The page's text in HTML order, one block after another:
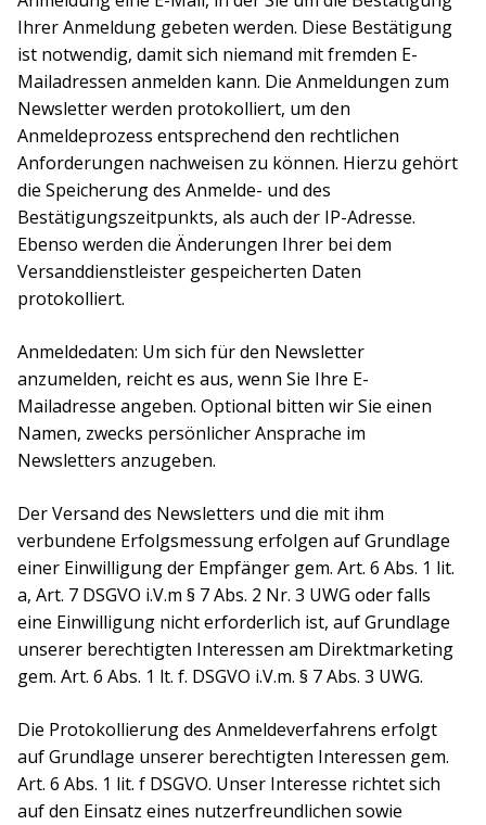
Ihrer Anmeldung gebeten werden. Diese Bestätigung
ist notwendig, damit sich niemand mit fremden E-
Mailadressen anmelden kann. Die Anmeldungen zum
Newsletter werden protokolliert, um den
Anmeldeprozess entsprechend den rechtlichen
Anforderungen nachweisen zu können. Hierzu gehört
die Speicherung des Anmelde- und des
Bestätigungszeitpunkts, als auch der IP-Adresse.
Ebenso werden die Änderungen Ihrer bei dem
Versanddienstleister gespeicherten Daten
protokolliert.
Anmeldedaten: Um sich für den Newsletter
anzumelden, reicht es aus, wenn Sie Ihre E-
Mailadresse angeben. Optional bitten wir Sie einen
Namen, zwecks persönlicher Ansprache im
Newsletters anzugeben.
Der Versand des Newsletters und die mit ihm
verbundene Erfolgsmessung erfolgen auf Grundlage
einer Einwilligung der Empfänger gem. Art. 6 Abs. 1 lit.
a, Art. 7 DSGVO i.V.m § 7 Abs. 2 Nr. 3 UWG oder falls
eine Einwilligung nicht erforderlich ist, auf Grundlage
unserer berechtigten Interessen am Direktmarketing
gem. Art. 6 Abs. 1 lt. f. DSGVO i.V.m. § 7 Abs. 3 UWG.
Die Protokollierung des Anmeldeverfahrens erfolgt
auf Grundlage unserer berechtigten Interessen gem.
Art. 6 Abs. 1 lit. f DSGVO. Unser Interesse richtet sich
auf den Einsatz eines nutzerfreundlichen sowie